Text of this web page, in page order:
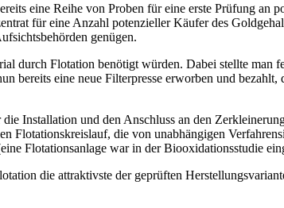
eine Reihe von Proben für eine erste Prüfung an
für eine Anzahl potenzieller Käufer des
genügen.
durch Flotation benötigt würden. Dabei stellte man
bereits eine neue Filterpresse erworben und
Installation und den Anschluss an den
Flotationskreislauf, die von unabhängigen
Flotationsanlage war in der Biooxidationsstudie
die attraktivste der geprüften